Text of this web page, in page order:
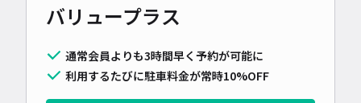
バリュープラス
通常会員よりも3時間早く予約が可能に
利用するたびに駐車料金が常時10%OFF